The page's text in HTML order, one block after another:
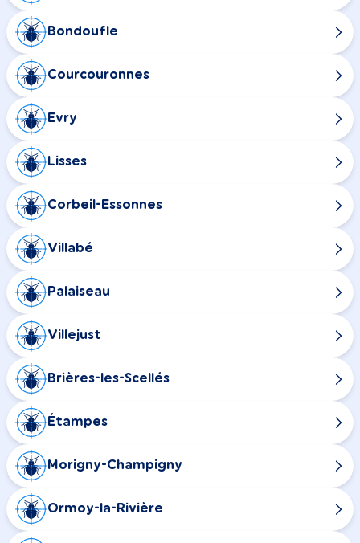
Bondoufle
Courcouronnes
Evry
Lisses
Corbeil-Essonnes
Villabé
Palaiseau
Villejust
Brières-les-Scellés
Étampes
Morigny-Champigny
Ormoy-la-Rivière